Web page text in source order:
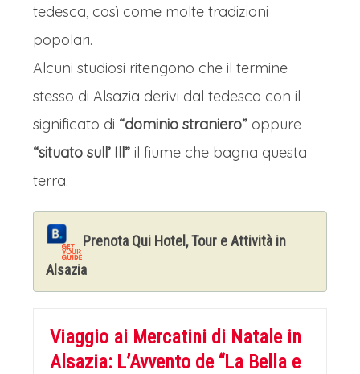
e ceramiche dipinte. La Cattedrale,
maestosa, fa da sfondo a questo
sogno, mentre il Grande Albero,
simbolo di luce e gioia, domina la Place
Kléber.
È un rito che unisce tradizione e
comunità, dove l'atmosfera
accogliente e calda riscalda il cuore
nonostante il freddo. Non è solo un
mercato, ma un'esperienza che
scintillante del Natale, rendendo
Strasburgo, se possibile, ancora più
tedesca, così come molte tradizioni
popolari.
Alcuni studiosi ritengono che il termine
stesso di Alsazia derivi dal tedesco con il
significato di “dominio straniero” oppure
“situato sull’ Ill” il fiume che bagna questa
terra.
Prenota Qui Hotel, Tour e Attività in
Alsazia
Viaggio ai Mercatini di Natale in
Alsazia: L’Avvento de “La Bella e